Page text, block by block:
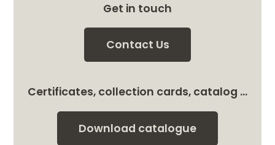
Get in touch
Contact Us
Certificates, collection cards, catalog …
Download catalogue